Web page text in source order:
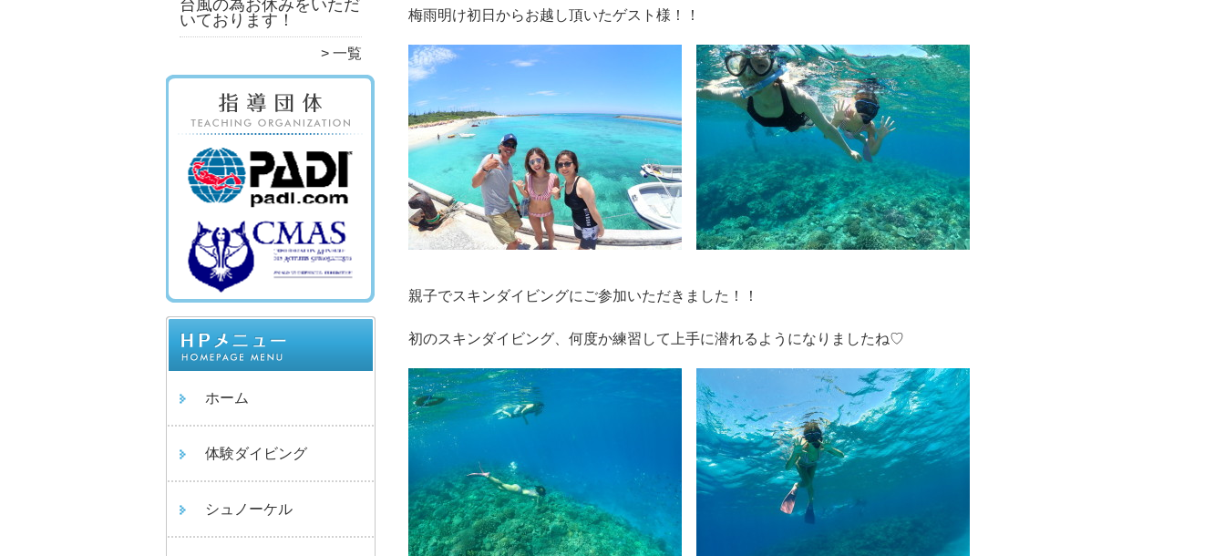
台風の為お休みをいただ
いております！
一覧
ホーム
体験ダイビング
シュノーケル
梅雨明け初日からお越し頂いたゲスト様！！
親子でスキンダイビングにご参加いただきました！！
初のスキンダイビング、何度か練習して上手に潜れるようになりましたね♡